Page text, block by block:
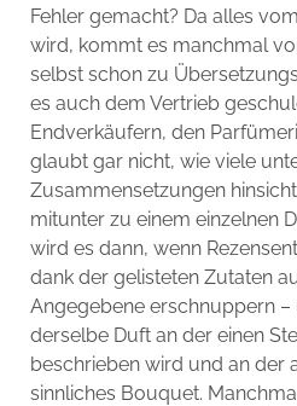
Fehler gemacht? Da alles
wird, kommt es manchmal
selbst schon zu
es auch dem Vertrieb
Endverkäufern, den
glaubt gar nicht, wie viele
Zusammensetzungen
mitunter zu einem einzelnen
wird es dann, wenn
dank der gelisteten Zutaten
Angegebene erschnuppern –
derselbe Duft an der einen
beschrieben wird und an der
sinnliches Bouquet.